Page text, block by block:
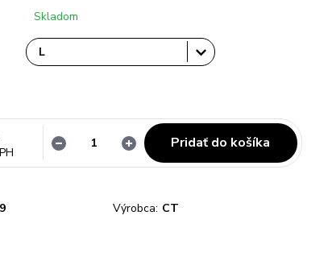
Skladom
Pridať do košíka
Výrobca: CT